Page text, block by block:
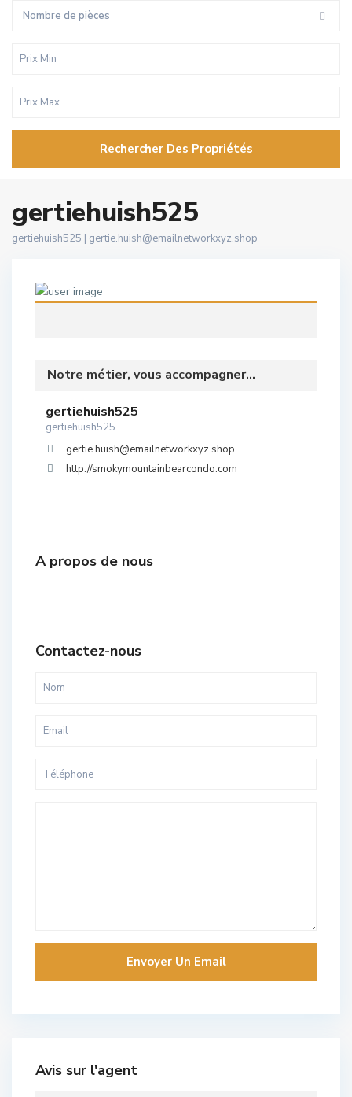
Nombre de pièces
Rechercher Des Propriétés
gertiehuish525
gertiehuish525 | gertie.huish@emailnetworkxyz.shop
Notre métier, vous accompagner...
gertiehuish525
gertiehuish525
gertie.huish@emailnetworkxyz.shop
http://smokymountainbearcondo.com
A propos de nous
Contactez-nous
Avis sur l'agent